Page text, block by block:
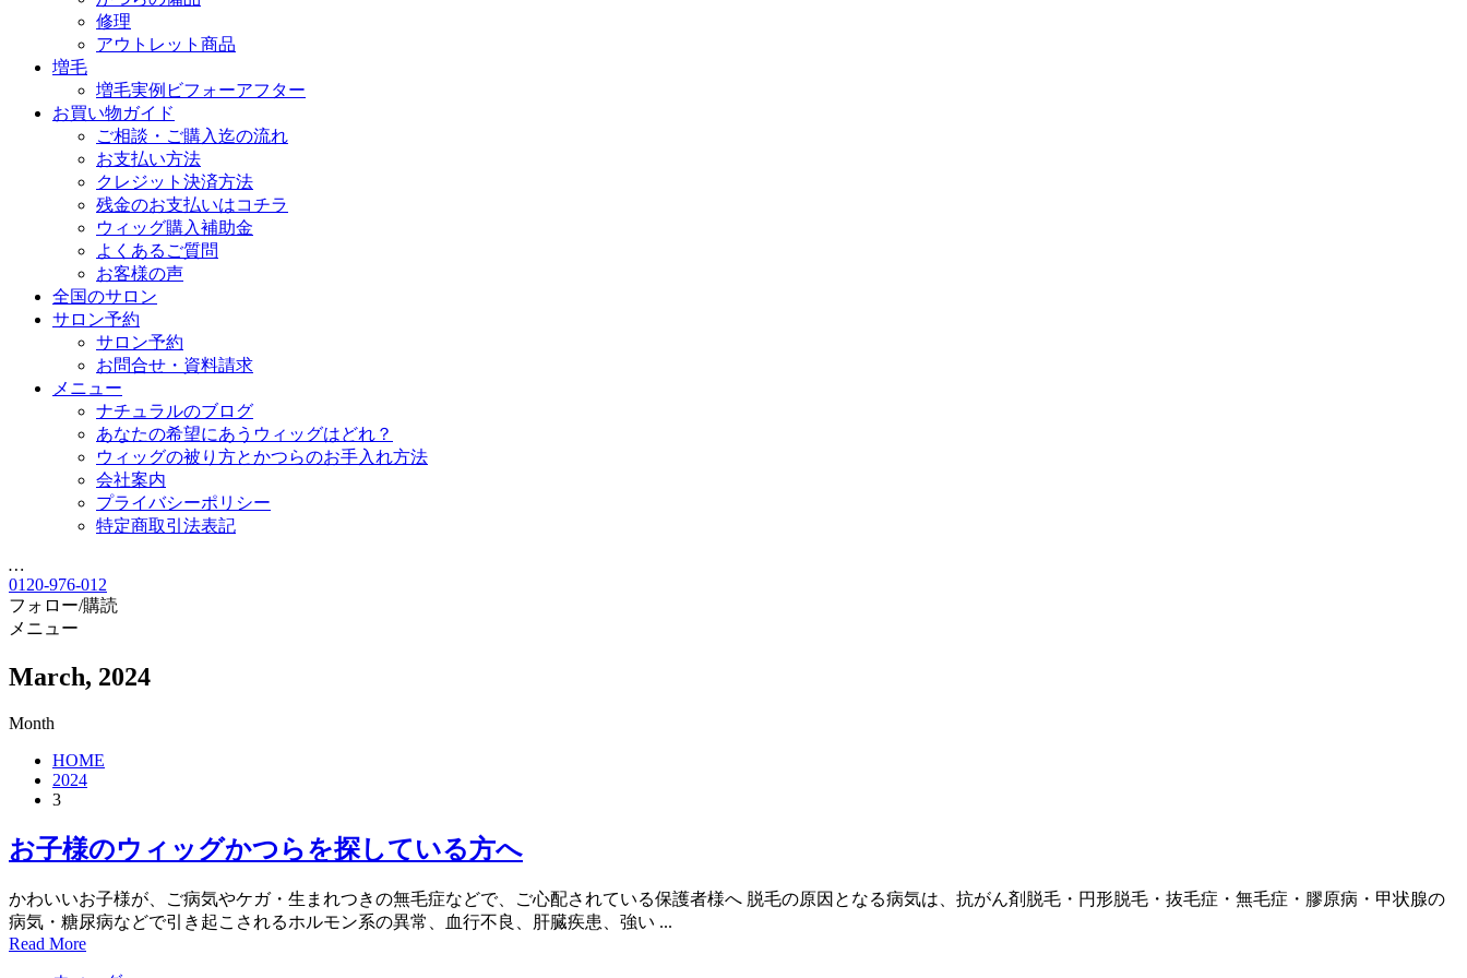
修理
アウトレット商品
増毛
増毛実例ビフォーアフター
お買い物ガイド
ご相談・ご購入迄の流れ
お支払い方法
クレジット決済方法
残金のお支払いはコチラ
ウィッグ購入補助金
よくあるご質問
お客様の声
全国のサロン
サロン予約
サロン予約
お問合せ・資料請求
メニュー
ナチュラルのブログ
あなたの希望にあうウィッグはどれ？
ウィッグの被り方とかつらのお手入れ方法
会社案内
プライバシーポリシー
特定商取引法表記
…
0120-976-012
フォロー/購読
メニュー
March, 2024
Month
HOME
2024
3
お子様のウィッグかつらを探している方へ
かわいいお子様が、ご病気やケガ・生まれつきの無毛症などで、ご心配されている保護者様へ 脱毛の原因となる病気は、抗がん剤脱毛・円形脱毛・抜毛症・無毛症・膠原病・甲状腺の
病気・糖尿病などで引き起こされるホルモン系の異常、血行不良、肝臓疾患、強い ...
Read More